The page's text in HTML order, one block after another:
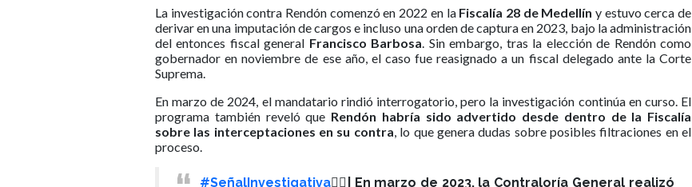
La investigación contra Rendón comenzó en 2022 en la Fiscalía 28 de Medellín y estuvo cerca de
derivar en una imputación de cargos e incluso una orden de captura en 2023, bajo la administración
del entonces fiscal general Francisco Barbosa. Sin embargo, tras la elección de Rendón como
gobernador en noviembre de ese año, el caso fue reasignado a un fiscal delegado ante la Corte
Suprema.
En marzo de 2024, el mandatario rindió interrogatorio, pero la investigación continúa en curso. El
programa también reveló que Rendón habría sido advertido desde dentro de la Fiscalía
sobre las interceptaciones en su contra, lo que genera dudas sobre posibles filtraciones en el
proceso.
#SeñalInvestigativa🕵️‍♂️| En marzo de 2023, la Contraloría General realizó